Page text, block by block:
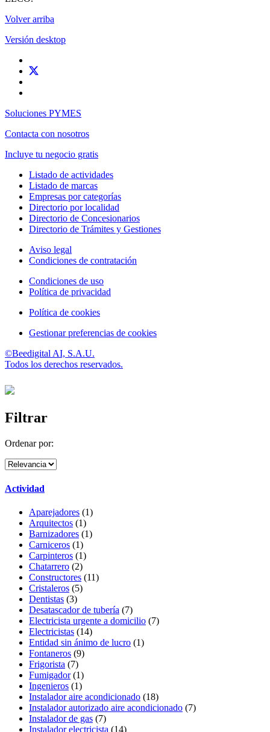
Volver arriba
Versión desktop
Soluciones PYMES
Contacta con nosotros
Incluye tu negocio gratis
Listado de actividades
Listado de marcas
Empresas por categorías
Directorio por localidad
Directorio de Concesionarios
Directorio de Trámites y Gestiones
Aviso legal
Condiciones de contratación
Condiciones de uso
Política de privacidad
Política de cookies
Gestionar preferencias de cookies
©Beedigital AI, S.A.U.
Todos los derechos reservados.
Filtrar
Ordenar por:
Actividad
Aparejadores (1)
Arquitectos (1)
Barnizadores (1)
Carniceros (1)
Carpinteros (1)
Chatarrero (2)
Constructores (11)
Cristaleros (5)
Dentistas (3)
Desatascador de tubería (7)
Electricista urgente a domicilio (7)
Electricistas (14)
Entidad sin ánimo de lucro (1)
Fontaneros (9)
Frigorista (7)
Fumigador(1)
Ingenieros (1)
Instalador aire acondicionado (18)
Instalador autorizado aire acondicionado (7)
Instalador de gas (7)
Instalador electricista (14)